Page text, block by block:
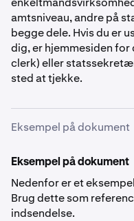
amtsniveau, andre på
begge dele. Hvis du er
dig, er hjemmesiden
clerk) eller
sted at tjekke.
Eksempel på dokument
Eksempel på dokument
Nedenfor er et
Brug dette som
indsendelse.